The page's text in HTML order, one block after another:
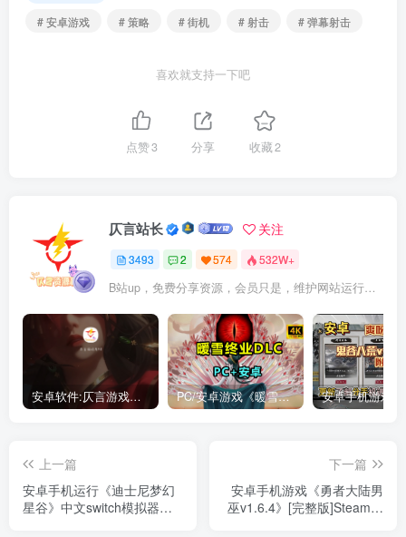
# 安卓游戏 # 策略 # 街机 # 射击 # 弹幕射击
喜欢就支持一下吧
点赞3 分享 收藏2
仄言站长 关注
3493 2 574 532W+
B站up，免费分享资源，会员只是，维护网站运行，会员权利为可以支持本地下载，更多内容，敬请期待！
安卓软件:仄言游戏库4.0APP全新上架了！没有下的赶紧下载呀！ PC/安卓游戏《暖雪最新v3.1.0.1》终业DLC整合版！
上一篇
安卓手机运行《迪士尼梦幻
星谷》中文switch模拟器！
下一篇
安卓手机游戏《勇者大陆男
巫v1.6.4》[完整版]Steam移